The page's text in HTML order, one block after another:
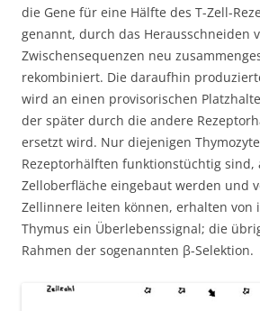
die Gene für eine Hälfte des T-Zell-
genannt, durch das Herausschneiden
Zwischensequenzen neu
rekombiniert. Die daraufhin
wird an einen provisorischen
der später durch die andere
ersetzt wird. Nur diejenigen
Rezeptorhälften funktionstüchtig sind,
Zelloberfläche eingebaut werden und
Zellinnere leiten können, erhalten von
Thymus ein Überlebenssignal; die
Rahmen der sogenannten β-Selektion.